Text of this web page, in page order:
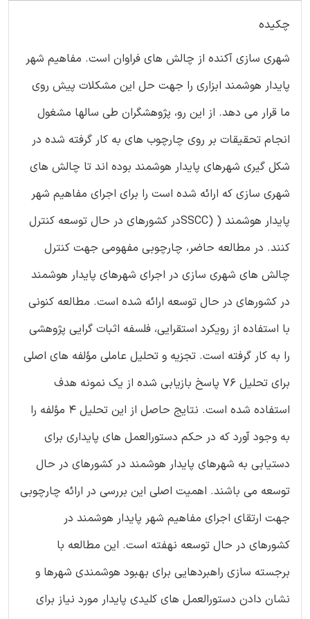
چکیده
شهری سازی آکنده از چالش های فراوان است. مفاهیم شهر
پایدار هوشمند ابزاری را جهت حل این مشکلات پیش روی
ما قرار می دهد. از این رو، پژوهشگران طی سالها مشغول
انجام تحقیقات بر روی چارچوب های به کار گرفته شده در
شکل گیری شهرهای پایدار هوشمند بوده اند تا چالش های
شهری سازی که ارائه شده است را برای اجرای مفاهیم شهر
پایدار هوشمند ( (SSCCدر کشورهای در حال توسعه کنترل
کنند. در مطالعه حاضر، چارچوبی مفهومی جهت کنترل
چالش های شهری سازی در اجرای شهرهای پایدار هوشمند
در کشورهای در حال توسعه ارائه شده است. مطالعه کنونی
با استفاده از رویکرد استقرایی، فلسفه اثبات گرایی پژوهشی
را به کار گرفته است. تجزیه و تحلیل عاملی مؤلفه های اصلی
برای تحلیل ۷۶ پاسخ بازیابی شده از یک نمونه هدف
استفاده شده است. نتایج حاصل از این تحلیل ۴ مؤلفه را
به وجود آورد که در حکم دستورالعمل های پایداری برای
دستیابی به شهرهای پایدار هوشمند در کشورهای در حال
توسعه می باشند. اهمیت اصلی این بررسی در ارائه چارچوبی
جهت ارتقای اجرای مفاهیم شهر پایدار هوشمند در
کشورهای در حال توسعه نهفته است. این مطالعه با
برجسته سازی راهبردهایی برای بهبود هوشمندی شهرها و
نشان دادن دستورالعمل های کلیدی پایدار مورد نیاز برای